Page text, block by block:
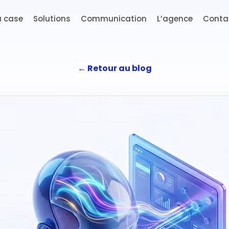
case Solutions Communication L’agence
← Retour au blog